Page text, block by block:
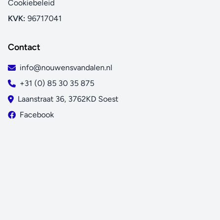
lamellen, zorgt de gerichte luchtstroom voor een betere
Heat boost
Warmt uw huis snel op na het opstarten van uw air
conditioner. De ingestelde temperatuur wordt 14% sneller
Cookiebeleid
KVK: 96717041
Contact
info@nouwensvandalen.nl
+31 (0) 85 30 35 875
Laanstraat 36, 3762KD Soest
Facebook